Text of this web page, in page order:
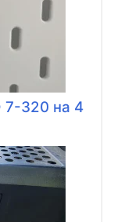
7-320 на 4